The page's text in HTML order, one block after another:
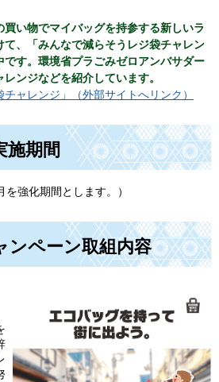
買い物でマイバッグを持参する新しいラ
て、「みんなで減らそうレジ袋チャレン
です。環境省プラごみゼロアンバサダー
ンジなどを紹介しています。
チャレンジ」（外部サイトへリンク）
施期間
強化期間とします。）
ンペーン取組内容